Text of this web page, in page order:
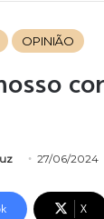
OPINIÃO
27/06/2024
X